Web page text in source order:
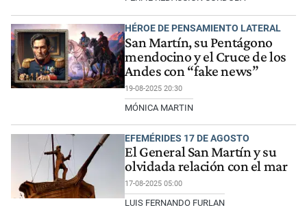
HÉROE DE PENSAMIENTO LATERAL
San Martín, su Pentágono
mendocino y el Cruce de los
Andes con “fake news”
19-08-2025 20:30
MÓNICA MARTIN
EFEMÉRIDES 17 DE AGOSTO
El General San Martín y su
olvidada relación con el mar
17-08-2025 05:00
LUIS FERNANDO FURLAN